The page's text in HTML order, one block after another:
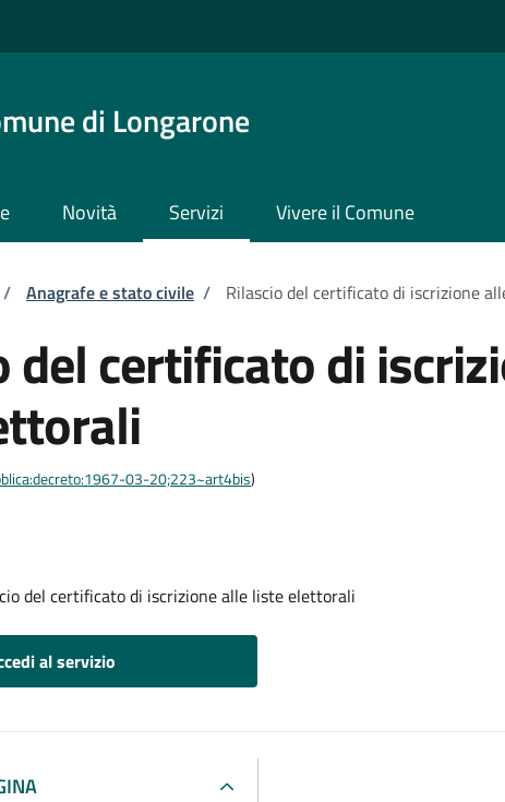
di Longarone
Novità Servizi Vivere il Comune
di pane
/ Anagrafe e stato civile / Rilascio del certificato di iscrizione
del certificato di
03-20;223~art4bis)
del certificato di iscrizione alle liste elettorali
al servizio